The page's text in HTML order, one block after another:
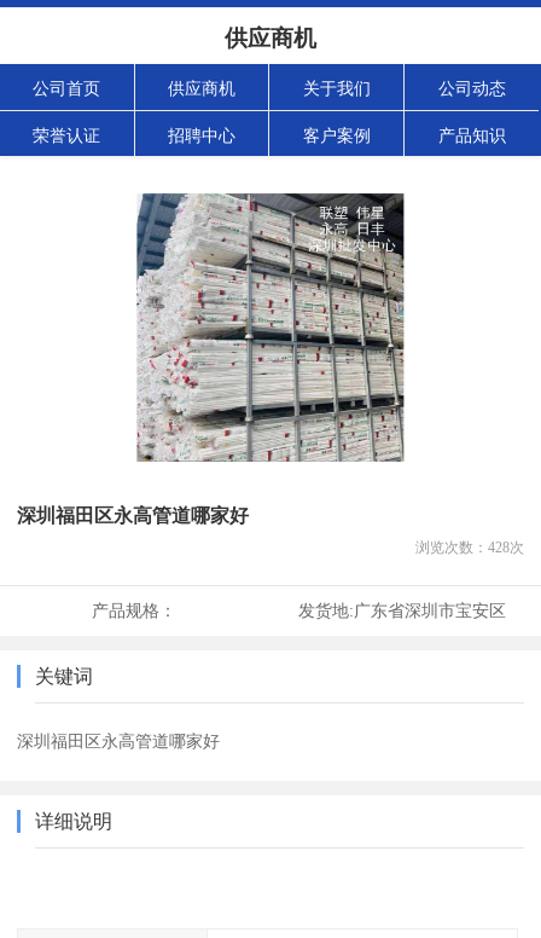
供应商机
公司首页 供应商机 关于我们 公司动态
荣誉认证 招聘中心 客户案例 产品知识
深圳福田区永高管道哪家好
浏览次数： 428次
产品规格： 发货地:广东省深圳市宝安区
关键词
深圳福田区永高管道哪家好
详细说明